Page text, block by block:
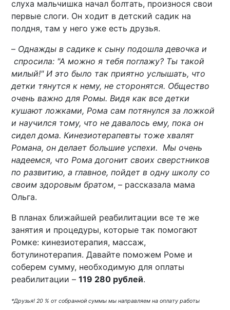
слуха мальчишка начал болтать, произнося свои
первые слоги. Он ходит в детский садик на
полдня, там у него уже есть друзья.
– Однажды в садике к сыну подошла девочка и
спросила: "А можно я тебя поглажу? Ты такой
милый!" И это было так приятно услышать, что
детки тянутся к нему, не сторонятся. Общество
очень важно для Ромы. Видя как все детки
кушают ложками, Рома сам потянулся за ложкой
и научился тому, что не давалось ему, пока он
сидел дома. Кинезиотерапевты тоже хвалят
Романа, он делает большие успехи. Мы очень
надеемся, что Рома догонит своих сверстников
по развитию, а главное, пойдет в одну школу со
своим здоровым братом, – рассказала мама
Ольга.
В планах ближайшей реабилитации все те же
занятия и процедуры, которые так помогают
Ромке: кинезиотерапия, массаж,
ботулинотерапия. Давайте поможем Роме и
соберем сумму, необходимую для оплаты
реабилитации –119 280 рублей.
*Друзья! 20 % от собранной суммы мы направляем на оплату работы